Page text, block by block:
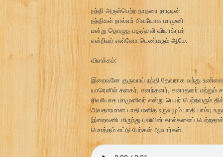
நந்தி அருள்பெற்ற நாதரை நாடிடின்
நந்திகள் நால்வர் சிவயோக மாமுனி
மன்று தொழுத பதஞ்சலி வியாக்ரமர்
என்றிவர் என்னோ டெண்மரும் ஆமே.
விளக்கம்:
இறைவனே குருவாய் நந்தி தேவராக வந்து
யாரெனில் சனகர், சனந்தனர், சனாதனர் மற்றும்
சிவயோக மாமுனிவர் என்று பெயர் பெற்றவரும்
அவதாரமான பாதி மனித உருவமும் பாதி
இறைவனிடமிருந்து புலியின் கால்களைப்
மொத்தம் எட்டு பேர்கள் ஆவார்கள்.